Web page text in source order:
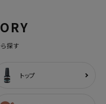
探す
トップ